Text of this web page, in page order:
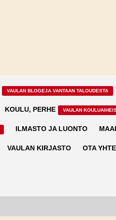
VAULAN BLOGEJA VANTAAN TALOUDESTA
KOULU, PERHE VAULAN
ILMASTO JA LUONTO
VAULAN KIRJASTO OTA